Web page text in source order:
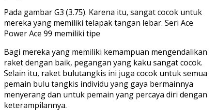
Pada gambar G3 (3.75). Karena itu, sangat cocok untuk
mereka yang memiliki telapak tangan lebar. Seri Ace
Power Ace 99 memiliki tipe
Bagi mereka yang memiliki kemampuan mengendalikan
raket dengan baik, pegangan yang kaku sangat cocok.
Selain itu, raket bulutangkis ini juga cocok untuk semua
pemain bulu tangkis individu yang gaya bermainnya
menyerang dan untuk pemain yang percaya diri dengan
keterampilannya.